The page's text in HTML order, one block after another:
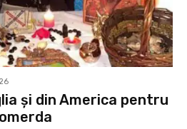
și din America pentru